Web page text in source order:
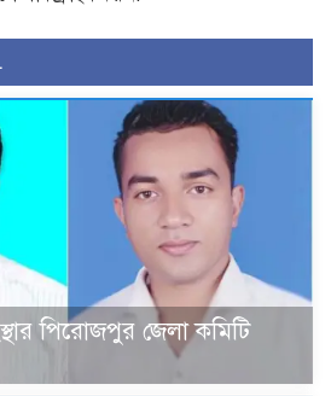
পিরোজপুর জেলা কমিটি